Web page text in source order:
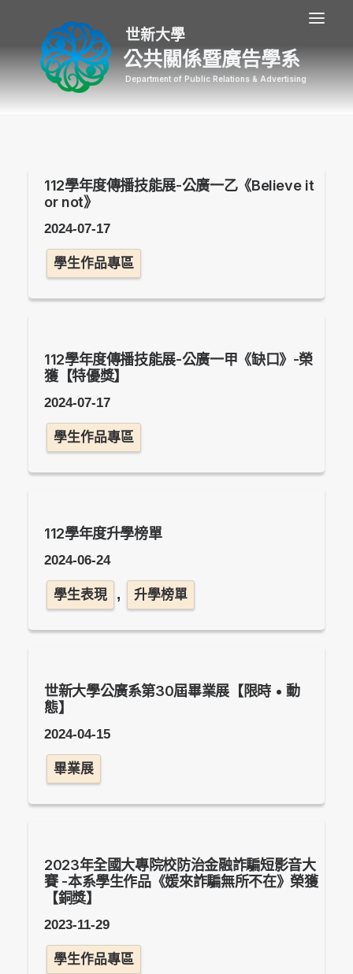
公共關係暨廣告學系
112學年度傳播技能展-公廣一乙《Believe it
or not》
2024-07-17
學生作品專區
112學年度傳播技能展-公廣一甲《缺口》-榮
獲【特優獎】
2024-07-17
學生作品專區
112學年度升學榜單
2024-06-24
學生表現 , 升學榜單
世新大學公廣系第30屆畢業展【限時 • 動
態】
2024-04-15
畢業展
2023年全國大專院校防治金融詐騙短影音大
賽 -本系學生作品《媛來詐騙無所不在》榮獲
【銅獎】
2023-11-29
學生作品專區